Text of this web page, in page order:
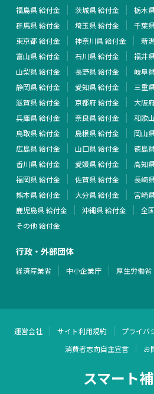
福島県 給付金
茨城県 給付金
栃木
群馬県 給付金
埼玉県 給付金
千葉
東京都 給付金
神奈川県 給付金
新
富山県 給付金
石川県 給付金
福井
山梨県 給付金
長野県 給付金
岐阜
静岡県 給付金
愛知県 給付金
三重
滋賀県 給付金
京都府 給付金
大阪
兵庫県 給付金
奈良県 給付金
和歌
鳥取県 給付金
島根県 給付金
岡山
広島県 給付金
山口県 給付金
徳島
香川県 給付金
愛媛県 給付金
高知
福岡県 給付金
佐賀県 給付金
長崎
熊本県 給付金
大分県 給付金
宮崎
鹿児島県 給付金
沖縄県 給付金
全
その他 給付金
行政・外部団体
経済産業省 中小企業庁 厚生労働省
運営会社 サイト利用規約 プライバ
消費者志向自主宣言
お
スマート